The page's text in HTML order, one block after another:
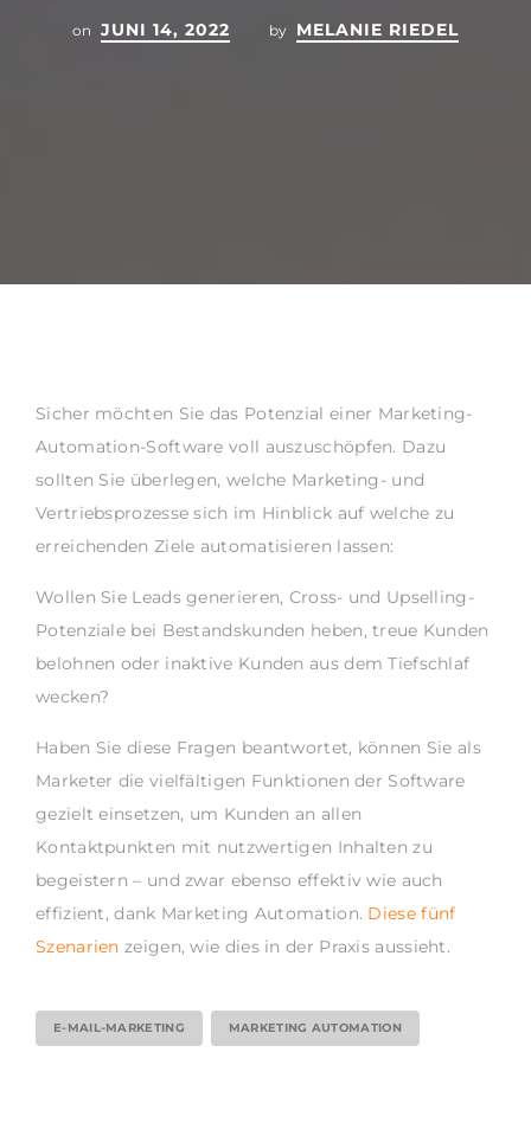
on JUNI 14, 2022 by MELANIE RIEDEL
Sicher möchten Sie das Potenzial einer Marketing-
Automation-Software voll auszuschöpfen. Dazu
sollten Sie überlegen, welche Marketing- und
Vertriebsprozesse sich im Hinblick auf welche zu
erreichenden Ziele automatisieren lassen:
Wollen Sie Leads generieren, Cross- und Upselling-
Potenziale bei Bestandskunden heben, treue Kunden
belohnen oder inaktive Kunden aus dem Tiefschlaf
wecken?
Haben Sie diese Fragen beantwortet, können Sie als
Marketer die vielfältigen Funktionen der Software
gezielt einsetzen, um Kunden an allen
Kontaktpunkten mit nutzwertigen Inhalten zu
begeistern – und zwar ebenso effektiv wie auch
effizient, dank Marketing Automation. Diese fünf
Szenarien zeigen, wie dies in der Praxis aussieht.
E-MAIL-MARKETING MARKETING AUTOMATION